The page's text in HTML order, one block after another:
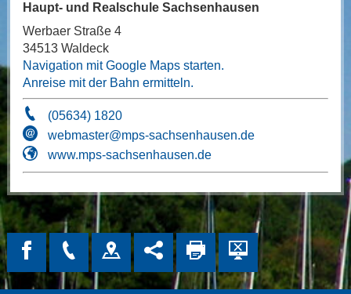
Haupt- und Realschule Sachsenhausen
Werbaer Straße 4
34513 Waldeck
Navigation mit Google Maps starten.
Anreise mit der Bahn ermitteln.
(05634) 1820
webmaster@mps-sachsenhausen.de
www.mps-sachsenhausen.de